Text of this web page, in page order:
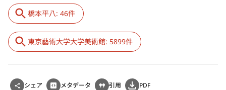
橋本平八: 46件
東京藝術大学大学美術館: 5899件
シェア メタデータ 引用 PDF